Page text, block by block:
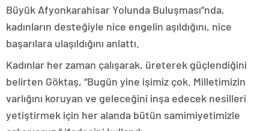
Büyük Afyonkarahisar Yolunda Buluşması”nda,
kadınların desteğiyle nice engelin aşıldığını, nice
başarılara ulaşıldığını anlattı.
Kadınlar her zaman çalışarak, üreterek güçlendiğini
belirten Göktaş, “Bugün yine işimiz çok. Milletimizin
varlığını koruyan ve geleceğini inşa edecek nesilleri
yetiştirmek için her alanda bütün samimiyetimizle